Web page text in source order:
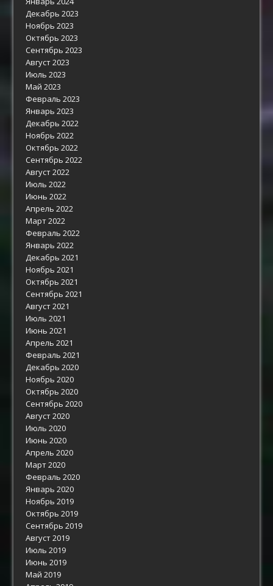
Декабрь 2023
Ноябрь 2023
Октябрь 2023
Сентябрь 2023
Август 2023
Июль 2023
Май 2023
Февраль 2023
Январь 2023
Декабрь 2022
Ноябрь 2022
Октябрь 2022
Сентябрь 2022
Август 2022
Июль 2022
Июнь 2022
Апрель 2022
Март 2022
Февраль 2022
Январь 2022
Декабрь 2021
Ноябрь 2021
Октябрь 2021
Сентябрь 2021
Август 2021
Июль 2021
Июнь 2021
Апрель 2021
Февраль 2021
Декабрь 2020
Ноябрь 2020
Октябрь 2020
Сентябрь 2020
Август 2020
Июль 2020
Июнь 2020
Апрель 2020
Март 2020
Февраль 2020
Январь 2020
Ноябрь 2019
Октябрь 2019
Сентябрь 2019
Август 2019
Июль 2019
Июнь 2019
Май 2019